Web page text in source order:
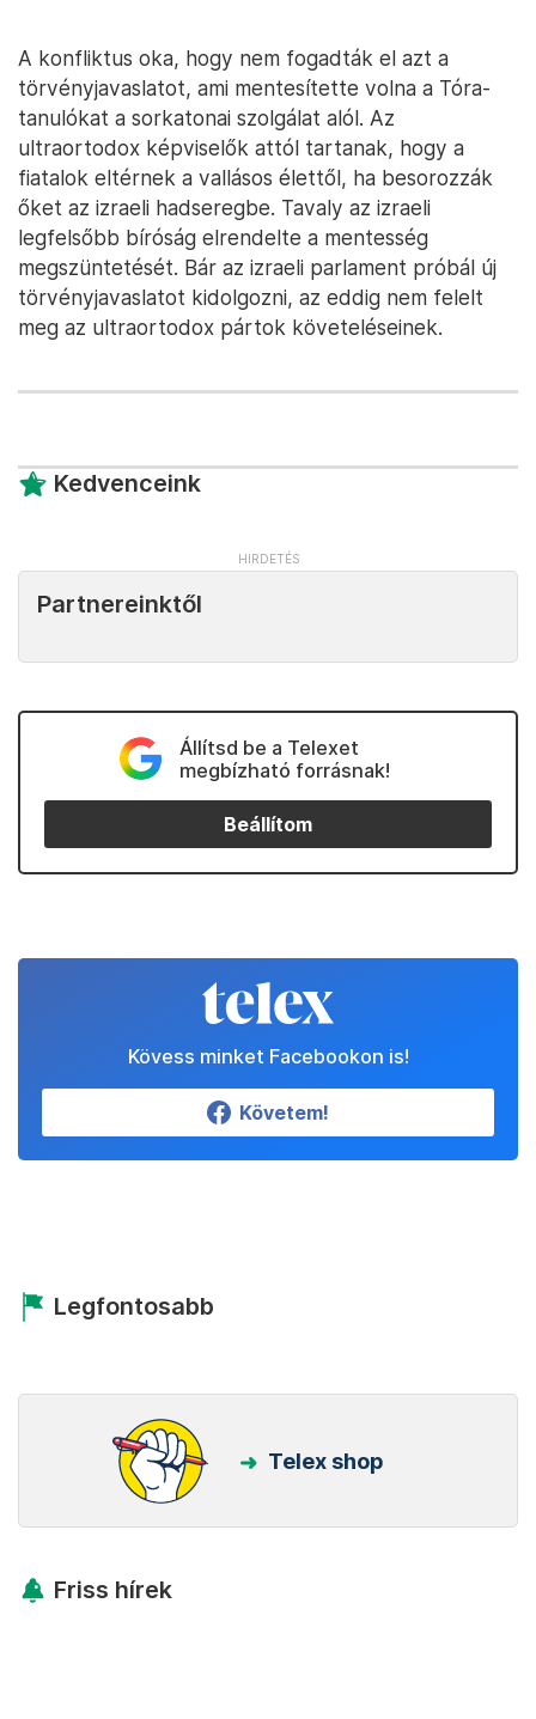
A konfliktus oka, hogy nem fogadták el azt a
törvényjavaslatot, ami mentesítette volna a Tóra-
tanulókat a sorkatonai szolgálat alól. Az
ultraortodox képviselők attól tartanak, hogy a
fiatalok eltérnek a vallásos élettől, ha besorozzák
őket az izraeli hadseregbe. Tavaly az izraeli
legfelsőbb bíróság elrendelte a mentesség
megszüntetését. Bár az izraeli parlament próbál új
törvényjavaslatot kidolgozni, az eddig nem felelt
meg az ultraortodox pártok követeléseinek.
Kedvenceink
Partnereinktől
Állítsd be a Telexet
megbízható forrásnak!
Beállítom
Kövess minket Facebookon is!
Követem!
Legfontosabb
Telex shop
Friss hírek